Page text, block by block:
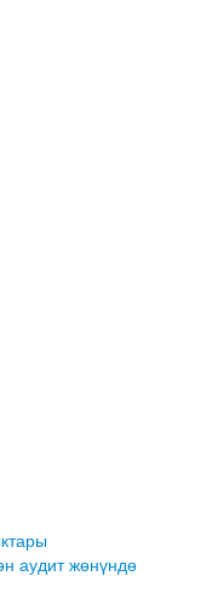
аудит жөнүндө